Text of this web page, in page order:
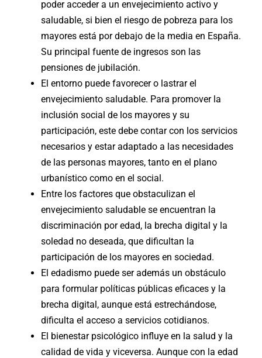
poder acceder a un envejecimiento activo y
saludable, si bien el riesgo de pobreza para los
mayores está por debajo de la media en España.
Su principal fuente de ingresos son las
pensiones de jubilación.
El entorno puede favorecer o lastrar el
envejecimiento saludable. Para promover la
inclusión social de los mayores y su
participación, este debe contar con los servicios
necesarios y estar adaptado a las necesidades
de las personas mayores, tanto en el plano
urbanístico como en el social.
Entre los factores que obstaculizan el
envejecimiento saludable se encuentran la
discriminación por edad, la brecha digital y la
soledad no deseada, que dificultan la
participación de los mayores en sociedad.
El edadismo puede ser además un obstáculo
para formular políticas públicas eficaces y la
brecha digital, aunque está estrechándose,
dificulta el acceso a servicios cotidianos.
El bienestar psicológico influye en la salud y la
calidad de vida y viceversa. Aunque con la edad